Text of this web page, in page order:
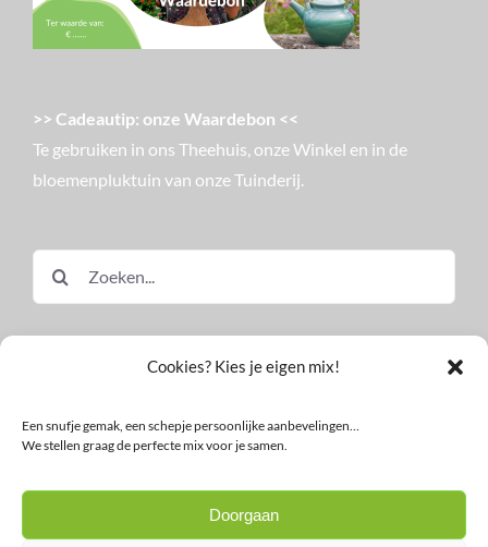
Cookies? Kies je eigen mix!
Een snufje gemak, een schepje persoonlijke aanbevelingen…
We stellen graag de perfecte mix voor je samen.
Doorgaan
>> Cadeautip: onze Waardebon <<
Te gebruiken in ons Theehuis, onze Winkel en in de
bloemenpluktuin van onze Tuinderij.
naar: